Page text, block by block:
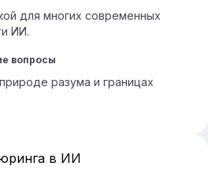
для многих современных
ИИ.
вопросы
разума и границах